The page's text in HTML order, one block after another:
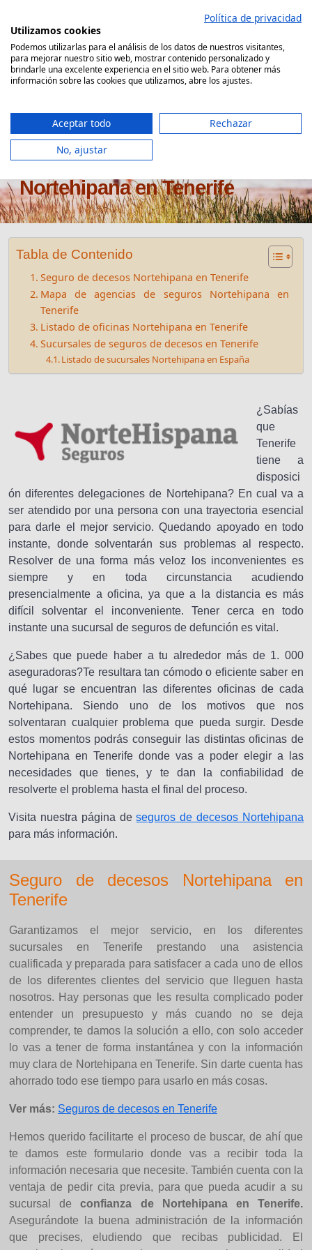
contenido
Comparador Seguro Decesos
Oficinas seguros de decesos
Nortehipana en Tenerife
Tabla de Contenido
Seguro de decesos Nortehipana en Tenerife
Mapa de agencias de seguros Nortehipana en
Tenerife
Listado de oficinas Nortehipana en Tenerife
Sucursales de seguros de decesos en Tenerife
Listado de sucursales Nortehipana en España
¿Sabías
que
Tenerife
tiene a
disposici
ón diferentes delegaciones de Nortehipana? En cual va a
ser atendido por una persona con una trayectoria esencial
para darle el mejor servicio. Quedando apoyado en todo
instante, donde solventarán sus problemas al respecto.
Resolver de una forma más veloz los inconvenientes es
siempre y en toda circunstancia acudiendo
presencialmente a oficina, ya que a la distancia es más
difícil solventar el inconveniente. Tener cerca en todo
instante una sucursal de seguros de defunción es vital.
¿Sabes que puede haber a tu alrededor más de 1. 000
aseguradoras?Te resultara tan cómodo o eficiente saber en
qué lugar se encuentran las diferentes oficinas de cada
Nortehipana. Siendo uno de los motivos que nos
solventaran cualquier problema que pueda surgir. Desde
estos momentos podrás conseguir las distintas oficinas de
Nortehipana en Tenerife donde vas a poder elegir a las
necesidades que tienes, y te dan la confiabilidad de
resolverte el problema hasta el final del proceso.
Visita nuestra página deseguros de decesos Nortehipana
para más información.
Seguro de decesos Nortehipana en
Tenerife
Garantizamos el mejor servicio, en los diferentes
sucursales en Tenerife prestando una asistencia
cualificada y preparada para satisfacer a cada uno de ellos
de los diferentes clientes del servicio que lleguen hasta
nosotros. Hay personas que les resulta complicado poder
entender un presupuesto y más cuando no se deja
comprender, te damos la solución a ello, con solo acceder
lo vas a tener de forma instantánea y con la información
muy clara de Nortehipana en Tenerife. Sin darte cuenta has
ahorrado todo ese tiempo para usarlo en más cosas.
Ver más: Seguros de decesos en Tenerife
Hemos querido facilitarte el proceso de buscar, de ahí que
te damos este formulario donde vas a recibir toda la
información necesaria que necesite. También cuenta con la
ventaja de pedir cita previa, para que pueda acudir a su
sucursal deconfianza de Nortehipana en Tenerife.
Asegurándote la buena administración de la información
que precises, eludiendo que recibas publicidad. El
Política de privacidad
Utilizamos cookies
Podemos utilizarlas para el análisis de los datos de nuestros visitantes,
para mejorar nuestro sitio web, mostrar contenido personalizado y
brindarle una excelente experiencia en el sitio web. Para obtener más
información sobre las cookies que utilizamos, abre los ajustes.
Aceptar todo
Rechazar
No, ajustar